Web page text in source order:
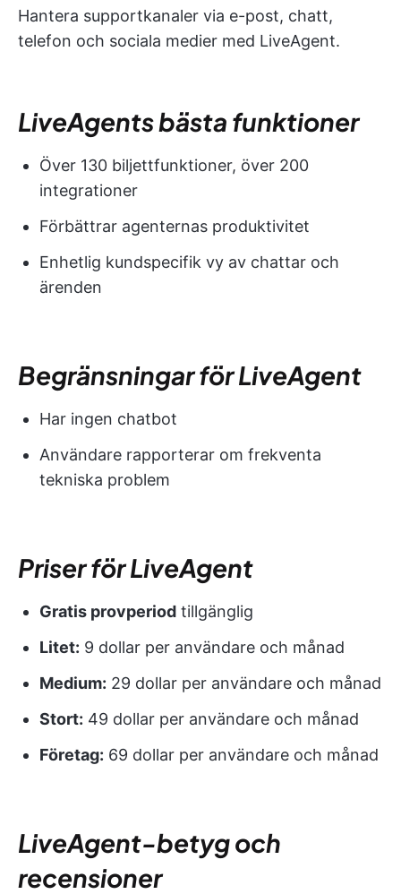
Hantera supportkanaler via e-post, chatt,
telefon och sociala medier med LiveAgent.
LiveAgents bästa funktioner
Över 130 biljettfunktioner, över 200
integrationer
Förbättrar agenternas produktivitet
Enhetlig kundspecifik vy av chattar och
ärenden
Begränsningar för LiveAgent
Har ingen chatbot
Användare rapporterar om frekventa
tekniska problem
Priser för LiveAgent
Gratis provperiod tillgänglig
Litet: 9 dollar per användare och månad
Medium: 29 dollar per användare och månad
Stort: 49 dollar per användare och månad
Företag: 69 dollar per användare och månad
LiveAgent-betyg och
recensioner